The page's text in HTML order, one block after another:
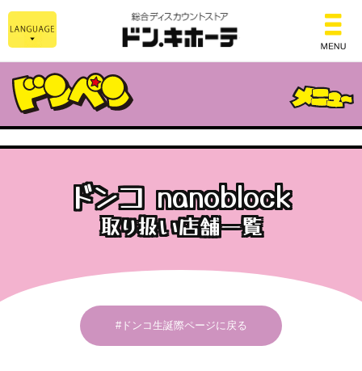
総合ディ
ドンコ nanoblock
取り扱い店舗一覧
#ドンコ生誕際ページに戻る